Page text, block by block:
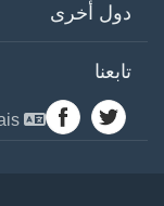
دول أخرى
تابعنا